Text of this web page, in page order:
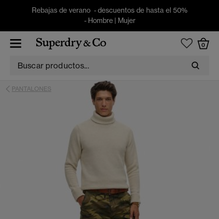
Rebajas de verano - descuentos de hasta el 50%
- Hombre| Mujer
0
PANTALONES